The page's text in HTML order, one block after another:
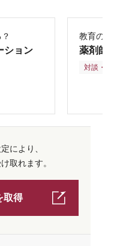
ション
教育の再
薬剤師
対談・座
により、
取れます。
取得